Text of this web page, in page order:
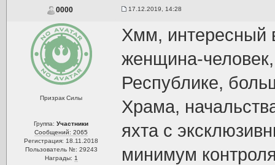
0000 17.12.2019, 14:28
Призрак Силы
Группа:Участники
Сообщений: 2065
Регистрация: 18.11.2018
Пользователь №: 29243
Награды: 1
Хмм, интересный
женщина-
Республике,
Храма,
яхта с
минимум